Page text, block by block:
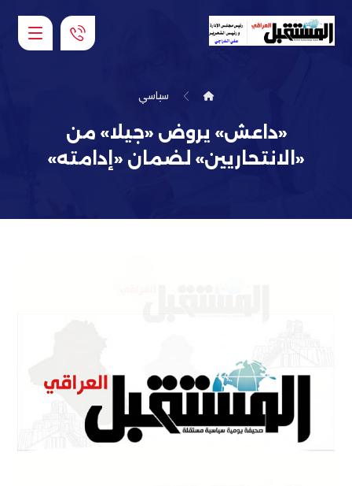
سياسي
«داعش» يروض «جيلا» من
«الانتحاريين» لضمان «إدامته»